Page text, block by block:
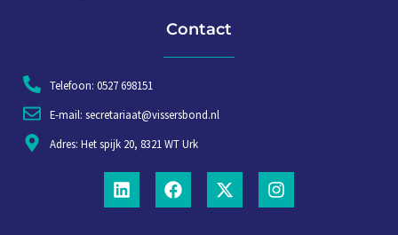
Contact
Telefoon: 0527 698151
E-mail: secretariaat@vissersbond.nl
Adres: Het spijk 20, 8321 WT Urk